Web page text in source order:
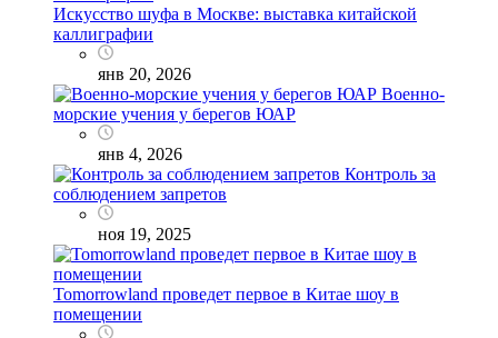
Искусство шуфа в Москве: выставка китайской
каллиграфии
янв 20, 2026
Военно-
морские учения у берегов ЮАР
янв 4, 2026
Контроль за
соблюдением запретов
ноя 19, 2025
Tomorrowland проведет первое в Китае шоу в
помещении